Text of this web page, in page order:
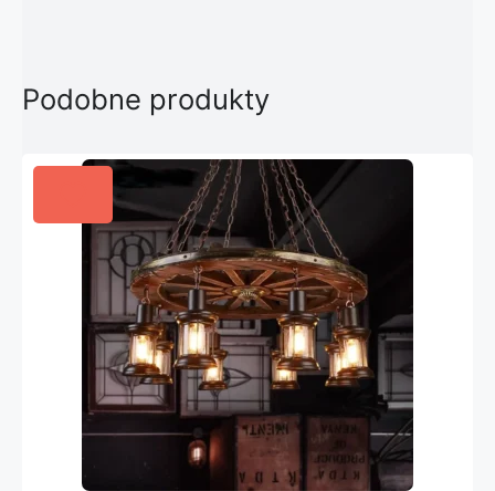
Podobne produkty